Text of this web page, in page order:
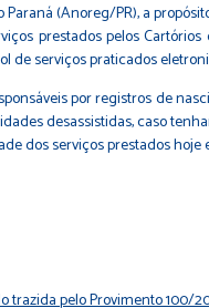
(Anoreg/PR), a
prestados pelos
de serviços praticados
por registros de
desassistidas, caso
dos serviços prestados
trazida pelo Provimento 100/